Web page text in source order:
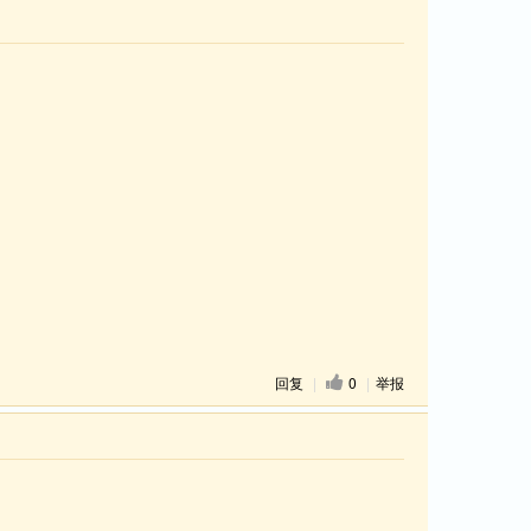
回复 | 0 | 举报